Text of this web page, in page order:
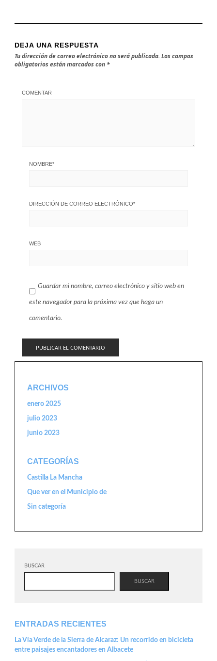
DEJA UNA RESPUESTA
Tu dirección de correo electrónico no será publicada. Los campos
obligatorios están marcados con *
COMENTAR
NOMBRE*
DIRECCIÓN DE CORREO ELECTRÓNICO*
WEB
Guardar mi nombre, correo electrónico y sitio web en
este navegador para la próxima vez que haga un
comentario.
ARCHIVOS
enero 2025
julio 2023
junio 2023
CATEGORÍAS
Castilla La Mancha
Que ver en el Municipio de
Sin categoría
BUSCAR
BUSCAR
ENTRADAS RECIENTES
La Vía Verde de la Sierra de Alcaraz: Un recorrido en bicicleta
entre paisajes encantadores en Albacete